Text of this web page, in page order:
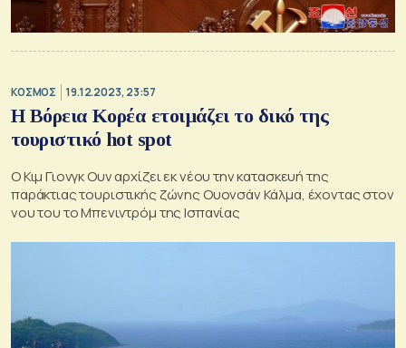
ΚΟΣΜΟΣ 19.12.2023, 23:57
Η Βόρεια Κορέα ετοιμάζει το δικό της
τουριστικό hot spot
Ο Κιμ Γιονγκ Ουν αρχίζει εκ νέου την κατασκευή της
παράκτιας τουριστικής ζώνης Ουονσάν Κάλμα, έχοντας στον
νου του το Μπενιντρόμ της Ισπανίας